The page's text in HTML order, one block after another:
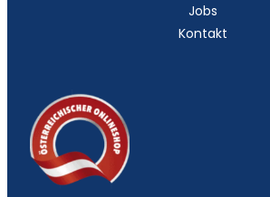
Jobs
Kontakt